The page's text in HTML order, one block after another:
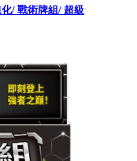
/ 戰術牌組/ 超級